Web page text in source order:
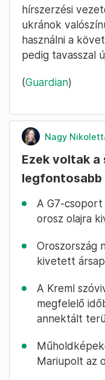
hírszerzési
ukránok
használni a
pedig tavasszal
(Guardian)
Nagy
Ezek voltak a
legfontosabb
A G7-csoport
orosz olajra
Oroszország
kivetett
A Kreml
megfelelő
annektált
Mariupolt az